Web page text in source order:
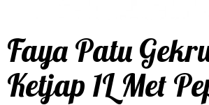
Faya Patu
Ketjap 1L Met